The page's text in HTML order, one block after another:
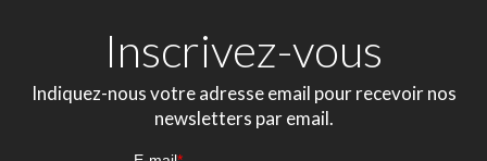
Inscrivez-vous
Indiquez-nous votre adresse email pour recevoir nos
newsletters par email.